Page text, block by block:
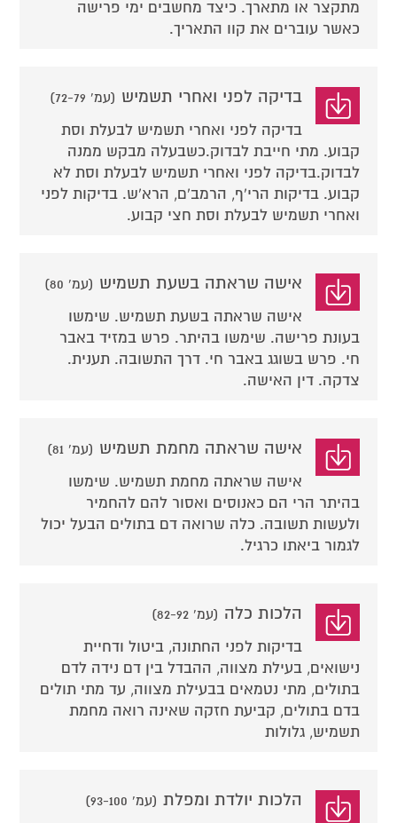
מתקצר או מתארך. כיצד מחשבים ימי פרישה
כאשר עוברים את קוו התאריך.
בדיקה לפני ואחרי תשמיש (עמ' 72-79)
בדיקה לפני ואחרי תשמיש לבעלת וסת
קבוע. מתי חייבת לבדוק.כשבעלה מבקש ממנה
לבדוק.בדיקה לפני ואחרי תשמיש לבעלת וסת לא
קבוע. בדיקות הרי'ף, הרמב'ם, הרא'ש. בדיקות לפני
ואחרי תשמיש לבעלת וסת חצי קבוע.
אישה שראתה בשעת תשמיש (עמ' 80)
אישה שראתה בשעת תשמיש. שימשו
בעונת פרישה. שימשו בהיתר. פרש במזיד באבר
חי. פרש בשוגג באבר חי. דרך התשובה. תענית.
צדקה. דין האישה.
אישה שראתה מחמת תשמיש (עמ' 81)
אישה שראתה מחמת תשמיש. שימשו
בהיתר הרי הם כאנוסים ואסור להם להחמיר
ולעשות תשובה. כלה שרואה דם בתולים הבעל יכול
לגמור ביאתו כרגיל.
הלכות כלה (עמ' 82-92)
בדיקות לפני החתונה, ביטול ודחיית
נישואים, בעילת מצווה, ההבדל בין דם נידה לדם
בתולים, מתי נטמאים בבעילת מצווה, עד מתי תולים
בדם בתולים, קביעת חזקה שאינה רואה מחמת
תשמיש, גלולות
הלכות יולדת ומפלת (עמ' 93-100)